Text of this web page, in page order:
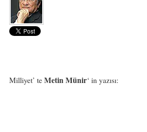
Milliyet’ te Metin Münir‘ in yazısı: